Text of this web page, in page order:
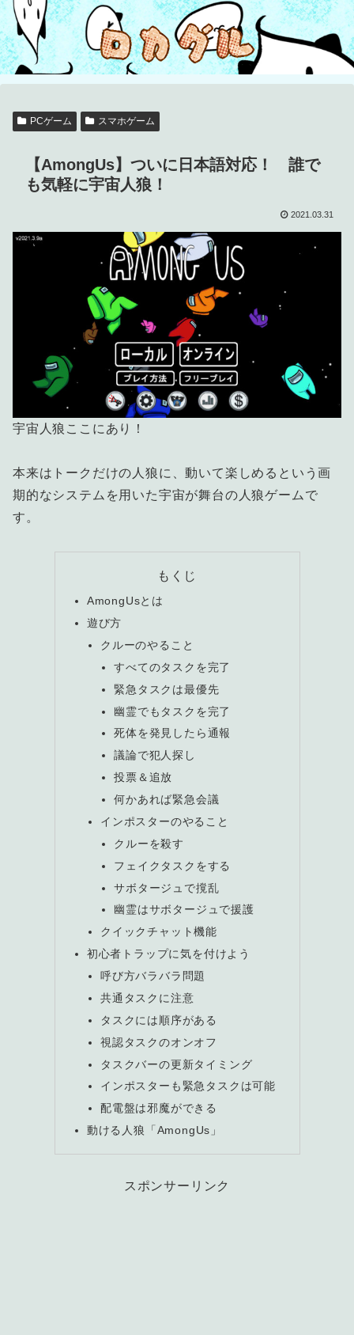
PCゲーム スマホゲーム
【AmongUs】ついに日本語対応！ 誰で
も気軽に宇宙人狼！
2021.03.31
宇宙人狼ここにあり！
本来はトークだけの人狼に、動いて楽しめるという画
期的なシステムを用いた宇宙が舞台の人狼ゲームで
す。
もくじ
AmongUsとは
遊び方
クルーのやること
すべてのタスクを完了
緊急タスクは最優先
幽霊でもタスクを完了
死体を発見したら通報
議論で犯人探し
投票＆追放
何かあれば緊急会議
インポスターのやること
クルーを殺す
フェイクタスクをする
サボタージュで撹乱
幽霊はサボタージュで援護
クイックチャット機能
初心者トラップに気を付けよう
呼び方バラバラ問題
共通タスクに注意
タスクには順序がある
視認タスクのオンオフ
タスクバーの更新タイミング
インポスターも緊急タスクは可能
配電盤は邪魔ができる
動ける人狼「AmongUs」
スポンサーリンク